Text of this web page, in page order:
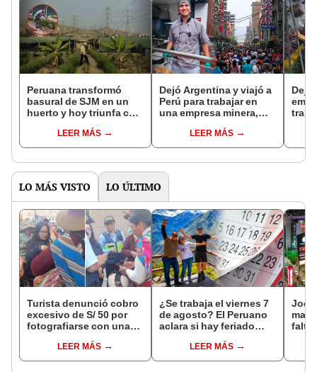
Peruana transformó
basural de SJM en un
huerto y hoy triunfa con
plantas medicinales:
"Nadie apostaba por
LEER MÁS
Dejó Argentina y viajó a
Perú para trabajar en
una empresa minera,
restaurante en Gamarra:
"Me conquistaron"
LEER MÁS
Dejó
LO MÁS VISTO LO ÚLTIMO
Turista denunció cobro
excesivo de S/ 50 por
fotografiarse con una
Serenazgo recuperó el
dinero
LEER MÁS
¿Se trabaja el viernes 7
de agosto? El Peruano
aclara si hay feriado
del 6 de agosto
LEER MÁS
falta